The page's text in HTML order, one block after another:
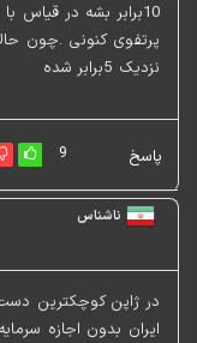
نزدیک 5برابر شده
پاسخ 9
ناشناس
در ژاپن کوچکترین
ایران بدون اجازه